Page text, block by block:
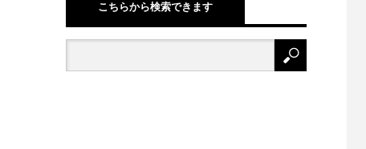
こちらから検索できます